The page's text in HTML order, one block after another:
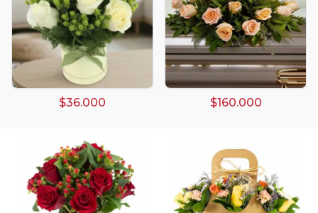
$36.000 $160.000
Arreglos de Globos
Arreglos Florales
Arreglos florales amarillos
Arreglos florales de color rojo
Arreglos Florales en Florero
Arreglos florales en tono blanco